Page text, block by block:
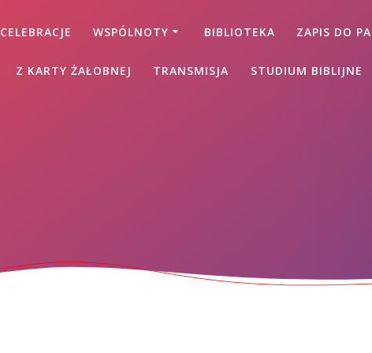
CELEBRACJE WSPÓLNOTY BIBLIOTEKA ZAPIS DO
Z KARTY ŻAŁOBNEJ TRANSMISJA STUDIUM BIBLIJNE